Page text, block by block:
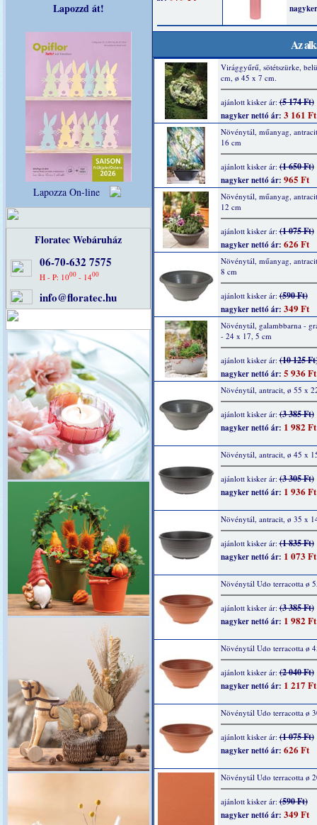
Lapozzd át!
Lapozza On-line
Floratec Webáruház
06-70-632 7575
H - P: 1000 - 1400
info@floratec.hu
Az
Virággyűrű, sötétszürke,
cm, ø 45 x 7 cm.
ajánlott kisker ár:(5 174 Ft)
nagyker nettó ár: 3 161 Ft
Növénytál, műanyag,
16 cm
ajánlott kisker ár:(1 650 Ft)
nagyker nettó ár: 965 Ft
Növénytál, műanyag,
12 cm
ajánlott kisker ár:(1 075 Ft)
nagyker nettó ár: 626 Ft
Növénytál, műanyag,
8 cm
ajánlott kisker ár:(590 Ft)
nagyker nettó ár: 349 Ft
Növénytál, galambbarna -
- 24 x 17, 5 cm
ajánlott kisker ár:(10 125
nagyker nettó ár: 5 936 Ft
Növénytál, antracit, ø 55 x
ajánlott kisker ár:(3 385 Ft)
nagyker nettó ár: 1 982 Ft
Növénytál, antracit, ø 45 x
ajánlott kisker ár:(3 305 Ft)
nagyker nettó ár: 1 936 Ft
Növénytál, antracit, ø 35 x
ajánlott kisker ár:(1 835 Ft)
nagyker nettó ár: 1 073 Ft
Növénytál Udo terracotta ø
ajánlott kisker ár:(3 385 Ft)
nagyker nettó ár: 1 982 Ft
Növénytál Udo terracotta ø
ajánlott kisker ár:(2 040 Ft)
nagyker nettó ár: 1 217 Ft
Növénytál Udo terracotta ø
ajánlott kisker ár:(1 075 Ft)
nagyker nettó ár: 626 Ft
Növénytál Udo terracotta ø
ajánlott kisker ár:(590 Ft)
nagyker nettó ár: 349 Ft